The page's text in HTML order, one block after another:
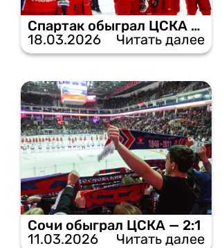
Спартак обыграл ЦСКА по буллитам — 3:2
18.03.2026
Читать далее
Сочи обыграл ЦСКА — 2:1
11.03.2026
Читать далее